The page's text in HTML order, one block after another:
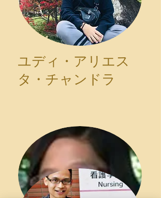
ユディ・アリエス
タ・チャンドラ